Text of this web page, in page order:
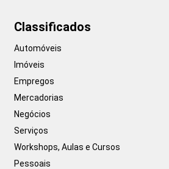
Classificados
Automóveis
Imóveis
Empregos
Mercadorias
Negócios
Serviços
Workshops, Aulas e Cursos
Pessoais